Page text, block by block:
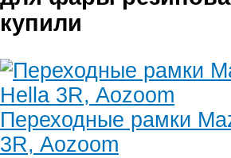
купили
Переходные рамки
3R, Aozoom